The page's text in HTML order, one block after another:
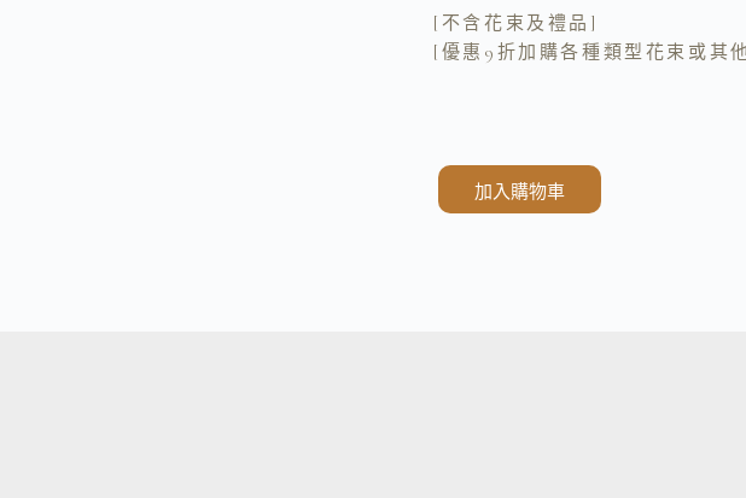
[不含花束及禮品]
[優惠9折加購各種類型花束或其
加入購物車